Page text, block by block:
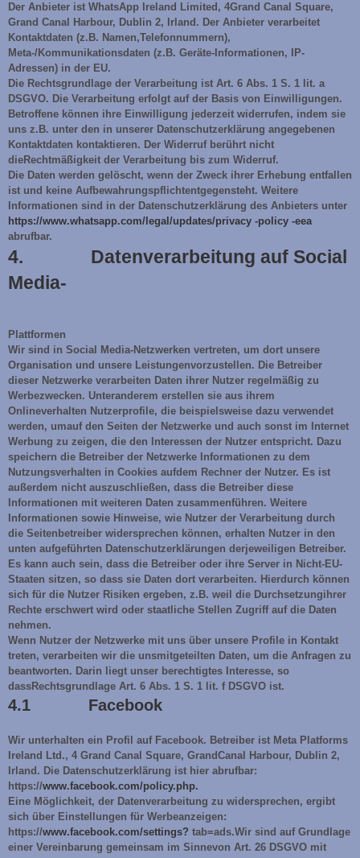
Der Anbieter ist WhatsApp Ireland Limited, 4Grand Canal Square,
Grand Canal Harbour, Dublin 2, Irland. Der Anbieter verarbeitet
Kontaktdaten (z.B. Namen,Telefonnummern),
Meta-/Kommunikationsdaten (z.B. Geräte-Informationen, IP-
Adressen) in der EU.
Die Rechtsgrundlage der Verarbeitung ist Art. 6 Abs. 1 S. 1 lit. a
DSGVO. Die Verarbeitung erfolgt auf der Basis von Einwilligungen.
Betroffene können ihre Einwilligung jederzeit widerrufen, indem sie
uns z.B. unter den in unserer Datenschutzerklärung angegebenen
Kontaktdaten kontaktieren. Der Widerruf berührt nicht
dieRechtmäßigkeit der Verarbeitung bis zum Widerruf.
Die Daten werden gelöscht, wenn der Zweck ihrer Erhebung entfallen
ist und keine Aufbewahrungspflichtentgegensteht. Weitere
Informationen sind in der Datenschutzerklärung des Anbieters unter
https://www.whatsapp.com/legal/updates/privacy -policy -eea
abrufbar.
4. Datenverarbeitung auf Social
Media-
Plattformen
Wir sind in Social Media-Netzwerken vertreten, um dort unsere
Organisation und unsere Leistungenvorzustellen. Die Betreiber
dieser Netzwerke verarbeiten Daten ihrer Nutzer regelmäßig zu
Werbezwecken. Unteranderem erstellen sie aus ihrem
Onlineverhalten Nutzerprofile, die beispielsweise dazu verwendet
werden, umauf den Seiten der Netzwerke und auch sonst im Internet
Werbung zu zeigen, die den Interessen der Nutzer entspricht. Dazu
speichern die Betreiber der Netzwerke Informationen zu dem
Nutzungsverhalten in Cookies aufdem Rechner der Nutzer. Es ist
außerdem nicht auszuschließen, dass die Betreiber diese
Informationen mit weiteren Daten zusammenführen. Weitere
Informationen sowie Hinweise, wie Nutzer der Verarbeitung durch
die Seitenbetreiber widersprechen können, erhalten Nutzer in den
unten aufgeführten Datenschutzerklärungen derjeweiligen Betreiber.
Es kann auch sein, dass die Betreiber oder ihre Server in Nicht-EU-
Staaten sitzen, so dass sie Daten dort verarbeiten. Hierdurch können
sich für die Nutzer Risiken ergeben, z.B. weil die Durchsetzungihrer
Rechte erschwert wird oder staatliche Stellen Zugriff auf die Daten
nehmen.
Wenn Nutzer der Netzwerke mit uns über unsere Profile in Kontakt
treten, verarbeiten wir die unsmitgeteilten Daten, um die Anfragen zu
beantworten. Darin liegt unser berechtigtes Interesse, so
dassRechtsgrundlage Art. 6 Abs. 1 S. 1 lit. f DSGVO ist.
4.1 Facebook
Wir unterhalten ein Profil auf Facebook. Betreiber ist Meta Platforms
Ireland Ltd., 4 Grand Canal Square, GrandCanal Harbour, Dublin 2,
Irland. Die Datenschutzerklärung ist hier abrufbar:
https://www.facebook.com/policy.php.
Eine Möglichkeit, der Datenverarbeitung zu widersprechen, ergibt
sich über Einstellungen für Werbeanzeigen:
https://www.facebook.com/settings? tab=ads.Wir sind auf Grundlage
einer Vereinbarung gemeinsam im Sinnevon Art. 26 DSGVO mit